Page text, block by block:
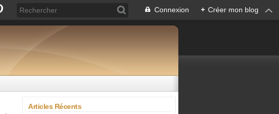
Connexion + Créer mon blog
Articles Récents